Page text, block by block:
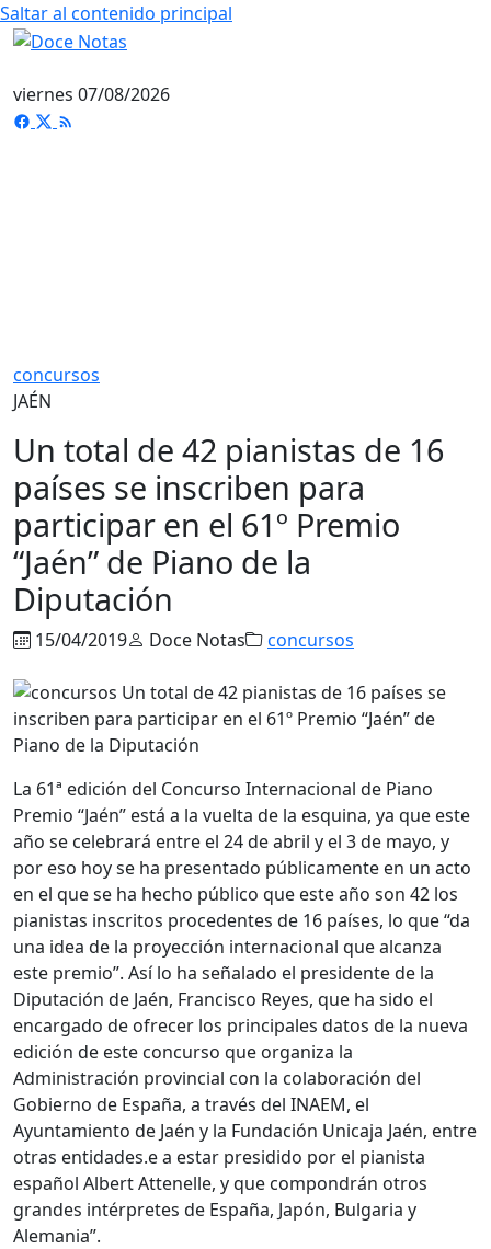
Saltar al contenido principal
viernes 07/08/2026
concursos
JAÉN
Un total de 42 pianistas de 16
países se inscriben para
participar en el 61º Premio
“Jaén” de Piano de la
Diputación
15/04/2019 Doce Notas concursos
La 61ª edición del Concurso Internacional de Piano
Premio “Jaén” está a la vuelta de la esquina, ya que este
año se celebrará entre el 24 de abril y el 3 de mayo, y
por eso hoy se ha presentado públicamente en un acto
en el que se ha hecho público que este año son 42 los
pianistas inscritos procedentes de 16 países, lo que “da
una idea de la proyección internacional que alcanza
este premio”. Así lo ha señalado el presidente de la
Diputación de Jaén, Francisco Reyes, que ha sido el
encargado de ofrecer los principales datos de la nueva
edición de este concurso que organiza la
Administración provincial con la colaboración del
Gobierno de España, a través del INAEM, el
Ayuntamiento de Jaén y la Fundación Unicaja Jaén, entre
otras entidades.e a estar presidido por el pianista
español Albert Attenelle, y que compondrán otros
grandes intérpretes de España, Japón, Bulgaria y
Alemania”.